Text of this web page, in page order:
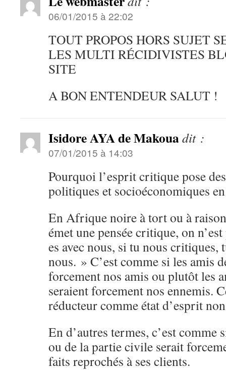
06/01/2015 à 22:02
TOUT PROPOS HORS SUJET
LES MULTI RÉCIDIVISTES
SITE
A BON ENTENDEUR SALUT !
Isidore AYA de Makouadit :
07/01/2015 à 14:03
Pourquoi l’esprit critique pose
politiques et socioéconomiques
En Afrique noire à tort ou à
émet une pensée critique, on
es avec nous, si tu nous critiques,
nous. » C’est comme si les amis
forcement nos amis ou plutôt les
seraient forcement nos ennemis.
réducteur comme état d’esprit
En d’autres termes, c’est comme
ou de la partie civile serait
faits reprochés à ses clients.